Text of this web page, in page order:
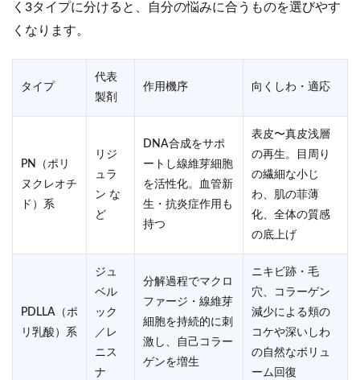
く3タイプに分けると、自分の悩みに合うものを選びやす
くなります。
タイプ
代表
製剤
作用機序 向くしわ・適応
PN（ポリ
ヌクレオチ
ド）系
リジ
ュラ
ン な
ど
DNA合成をサポ
ートし線維芽細胞
を活性化。血管新
生・抗炎症作用も
持つ
表皮〜真皮浅層
の再生。目周り
の繊細な小じ
わ、肌の菲薄
化、全体の質感
の底上げ
PDLLA（ポ
リ乳酸）系
ジュ
ベル
ック
／レ
ニス
ナ
分解過程でマクロ
ファージ・線維芽
細胞を持続的に刺
激し、自己コラー
ゲンを増生
ニキビ跡・毛
穴、コラーゲン
減少による頬の
コケや深いしわ
の自然なボリュ
ーム回復